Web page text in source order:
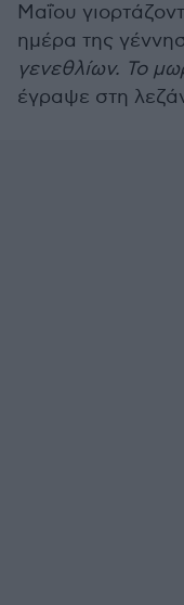
Μαΐου
ημέρα της
γενεθλίων. Το
έγραψε στη